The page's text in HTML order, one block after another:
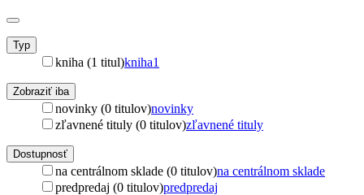
Typ
kniha (1 titul)kniha1
Zobraziť iba
novinky (0 titulov)novinky
zľavnené tituly (0 titulov)zľavnené tituly
Dostupnosť
na centrálnom sklade (0 titulov)na centrálnom sklade
predpredaj (0 titulov)predpredaj